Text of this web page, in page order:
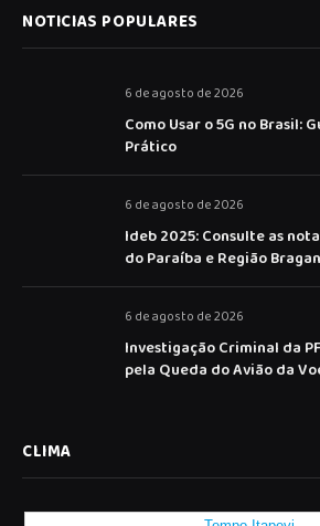
NOTICIAS POPULARES
6 de agosto de 2026
Como Usar o 5G no Brasil:
Prático
6 de agosto de 2026
Ideb 2025: Consulte as
do Paraíba e Região
6 de agosto de 2026
Investigação Criminal da
pela Queda do Avião da
CLIMA